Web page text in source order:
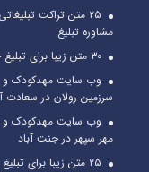
۲۵ متن تراکت
مشاوره تبلیغ
۳۰ متن زیبا برای تبلیغ خانه بازی
وب سایت مهدکودک و
سرزمین رولان در سعادت
وب سایت مهدکودک و
مهر سپهر در جنت آباد
۲۵ متن زیبا برای